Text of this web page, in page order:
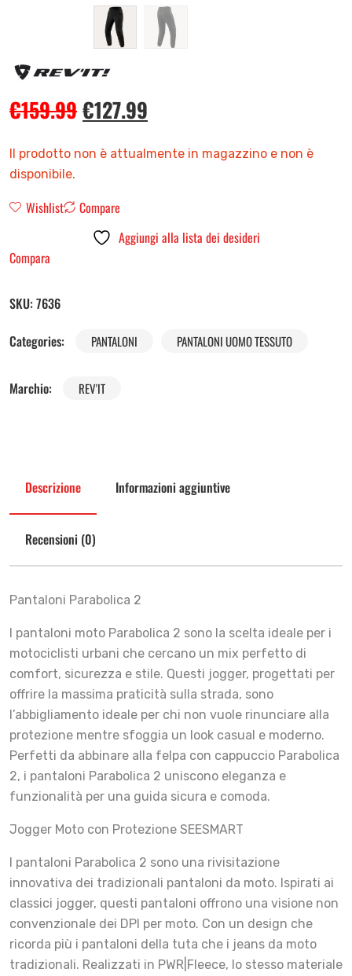
€159.99€127.99
Il prodotto non è attualmente in magazzino e non è
disponibile.
Wishlist
Compare
Aggiungi alla lista dei desideri
Compara
SKU: 7636
Categories:
PANTALONI PANTALONI UOMO TESSUTO
Marchio: REV'IT
Descrizione Informazioni aggiuntive
Recensioni (0)
Pantaloni Parabolica 2
I pantaloni moto Parabolica 2 sono la scelta ideale per i
motociclisti urbani che cercano un mix perfetto di
comfort, sicurezza e stile. Questi jogger, progettati per
offrire la massima praticità sulla strada, sono
l’abbigliamento ideale per chi non vuole rinunciare alla
protezione mentre sfoggia un look casual e moderno.
Perfetti da abbinare alla felpa con cappuccio Parabolica
2, i pantaloni Parabolica 2 uniscono eleganza e
funzionalità per una guida sicura e comoda.
Jogger Moto con Protezione SEESMART
I pantaloni Parabolica 2 sono una rivisitazione
innovativa dei tradizionali pantaloni da moto. Ispirati ai
classici jogger, questi pantaloni offrono una visione non
convenzionale dei DPI per moto. Con un design che
ricorda più i pantaloni della tuta che i jeans da moto
tradizionali. Realizzati in PWR|Fleece, lo stesso materiale